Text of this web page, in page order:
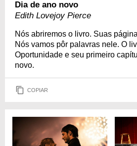
Dia de ano novo
Edith Lovejoy Pierce
Nós abriremos o livro. Suas
Nós vamos pôr palavras nele. O
Oportunidade e seu primeiro
novo.
COPIAR